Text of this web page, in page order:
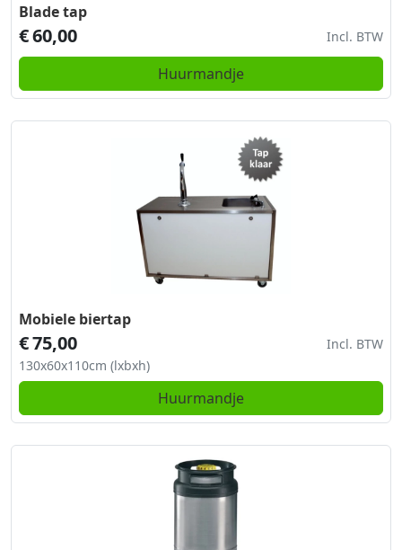
Blade tap
€60,00 Incl. BTW
Huurmandje
Mobiele biertap
€75,00
Incl. BTW
130x60x110cm (lxbxh)
Huurmandje